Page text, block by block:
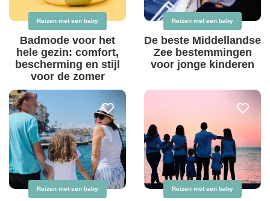
Reizen met een baby
Badmode voor het
hele gezin: comfort,
bescherming en stijl
voor de zomer
Reizen met een baby
De beste Middellandse
Zee bestemmingen
voor jonge kinderen
Reizen met een baby Reizen met een baby